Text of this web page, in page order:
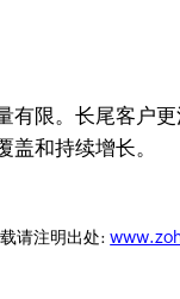
限。长尾客户
和持续增长。
载请注明出处: